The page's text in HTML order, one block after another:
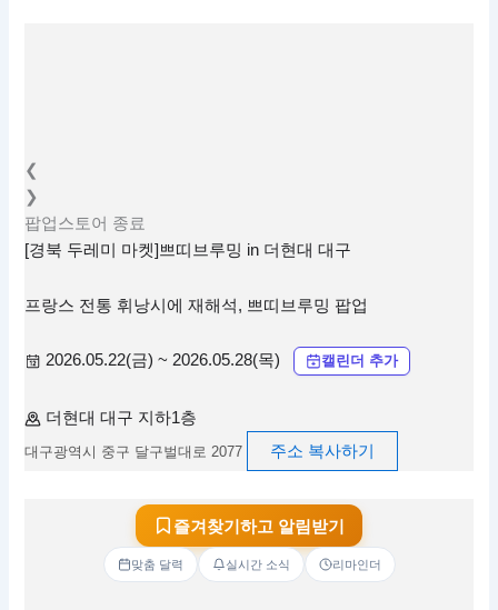
❮
❯
팝업스토어 종료
[경북 두레미 마켓]쁘띠브루밍 in 더현대 대구
프랑스 전통 휘낭시에 재해석, 쁘띠브루밍 팝업
2026.05.22(금) ~ 2026.05.28(목) 캘린더 추가
더현대 대구 지하1층
대구광역시 중구 달구벌대로 2077 주소 복사하기
즐겨찾기하고 알림받기
맞춤 달력 실시간 소식 리마인더